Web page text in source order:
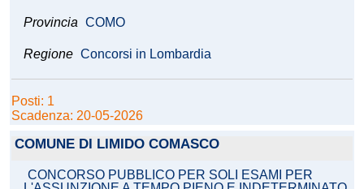
Provincia COMO
Regione Concorsi in Lombardia
Posti: 1
Scadenza: 20-05-2026
COMUNE DI LIMIDO COMASCO
CONCORSO PUBBLICO PER SOLI ESAMI PER